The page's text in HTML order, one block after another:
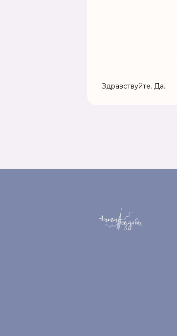
Здравствуйте. Да.